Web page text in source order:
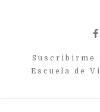
Suscribirme
Escuela de